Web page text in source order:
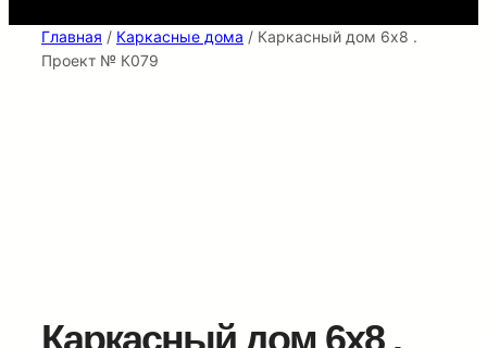
Главная / Каркасные дома / Каркасный дом 6х8 .
Проект № К079
Каркасный дом 6х8 .